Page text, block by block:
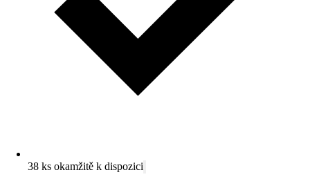
38 ks okamžitě k dispozici